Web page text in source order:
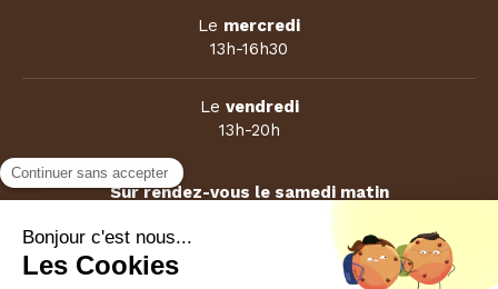
Le mercredi
13h-16h30
Le vendredi
13h-20h
Sur rendez-vous le samedi matin